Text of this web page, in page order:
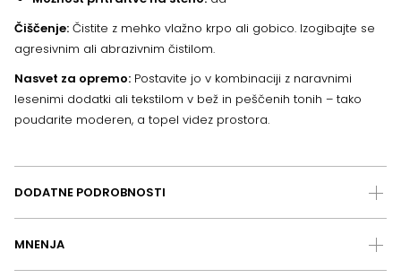
Čiščenje: Čistite z mehko vlažno krpo ali gobico. Izogibajte se
agresivnim ali abrazivnim čistilom.
Nasvet za opremo: Postavite jo v kombinaciji z naravnimi
lesenimi dodatki ali tekstilom v bež in peščenih tonih – tako
poudarite moderen, a topel videz prostora.
DODATNE PODROBNOSTI
MNENJA